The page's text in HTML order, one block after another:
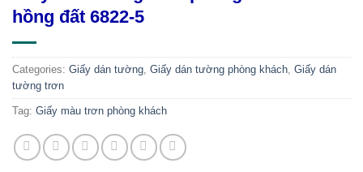
hồng đất 6822-5
Categories: Giấy dán tường, Giấy dán tường phòng khách, Giấy dán
tường trơn
Tag: Giấy màu trơn phòng khách